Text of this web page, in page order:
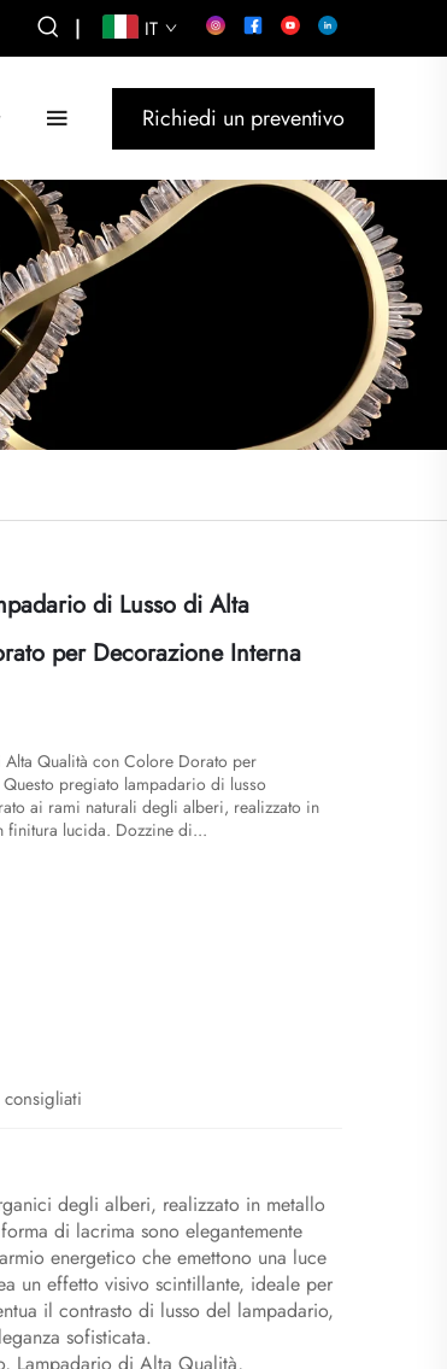
| IT
Richiedi un preventivo
di Lusso di Alta
per Decorazione Interna
Qualità con Colore Dorato per
pregiato lampadario di lusso
ai rami naturali degli alberi, realizzato in
finitura lucida. Dozzine di...
degli alberi, realizzato in metallo
di lacrima sono elegantemente
energetico che emettono una luce
un effetto visivo scintillante, ideale per
il contrasto di lusso del lampadario,
sofisticata.
Lampadario di Alta Qualità,